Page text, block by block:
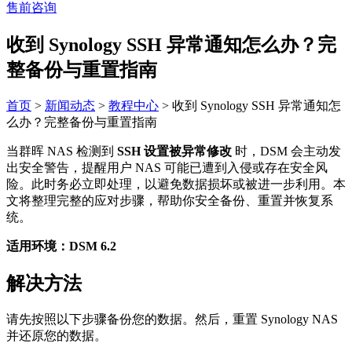
售前咨询
收到 Synology SSH 异常通知怎么办？完
整备份与重置指南
首页 > 新闻动态 > 教程中心 > 收到 Synology SSH 异常通知怎
么办？完整备份与重置指南
当群晖 NAS 检测到 SSH 设置被异常修改 时，DSM 会主动发
出安全警告，提醒用户 NAS 可能已遭到入侵或存在安全风
险。此时务必立即处理，以避免数据损坏或被进一步利用。本
文将整理完整的应对步骤，帮助你安全备份、重置并恢复系
统。
适用环境：DSM 6.2
解决方法
请先按照以下步骤备份您的数据。然后，重置 Synology NAS
并还原您的数据。